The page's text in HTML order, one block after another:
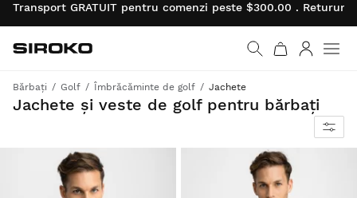
Transport GRATUIT pentru comenzi peste $300.00 .
Mergi la pagina
Siroko.com
Bărbați Golf Îmbrăcăminte de golf Jachete
Jachete și veste de golf pentru bărbați
Fabricat din țesături tehnice, respirabile, concepute pentru a garanta confort în orice moment